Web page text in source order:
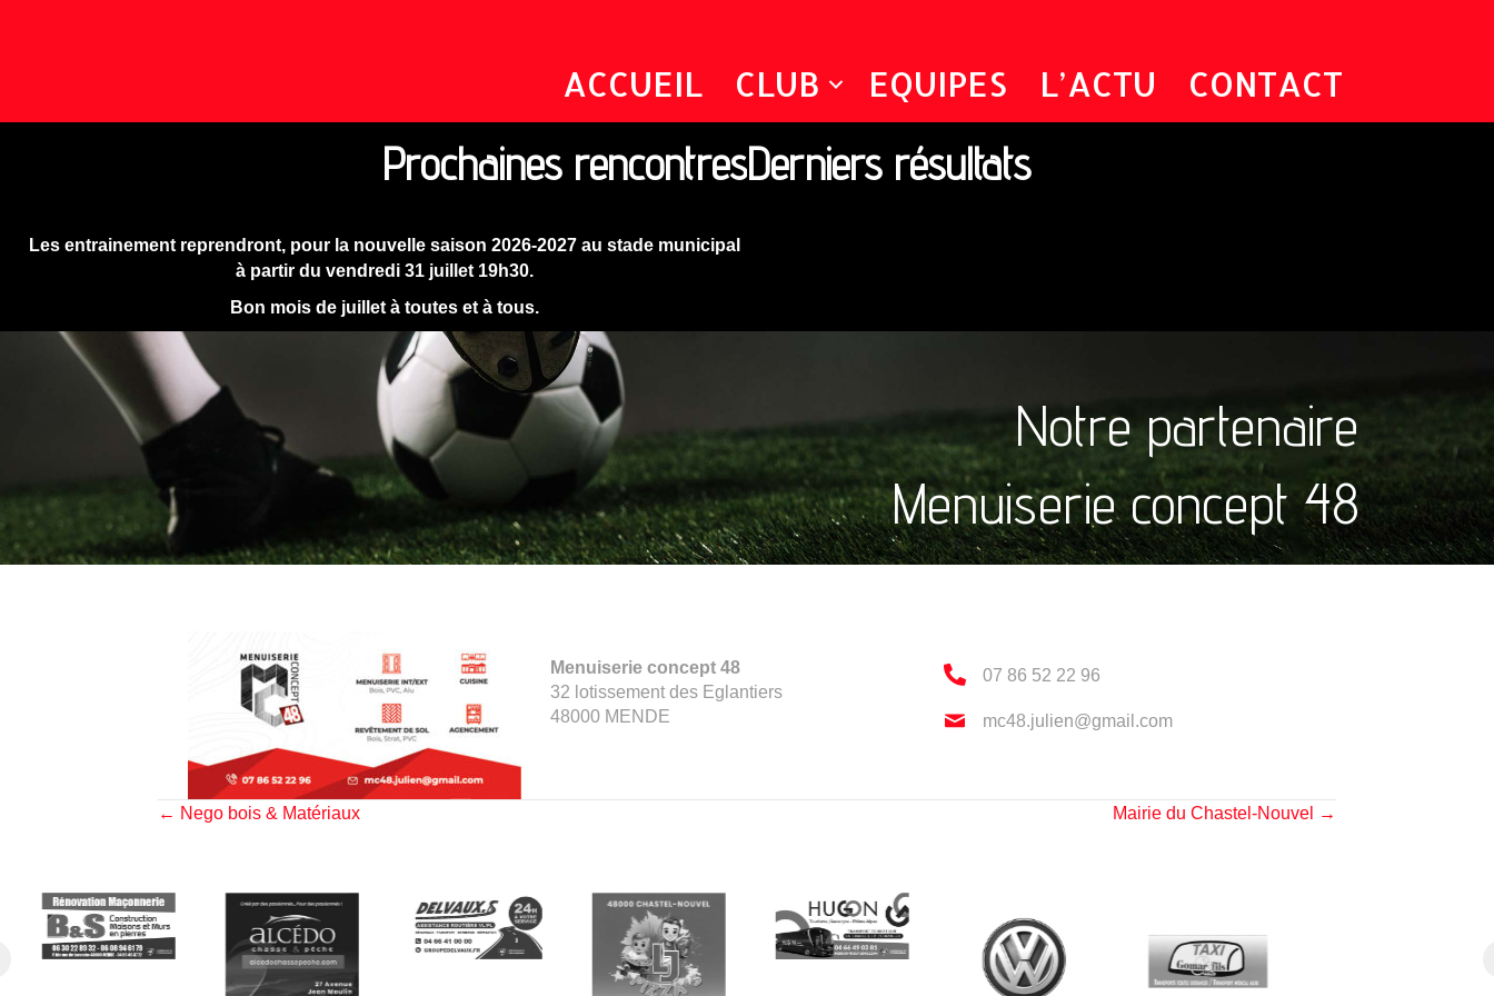
ACCUEIL CLUB EQUIPES L’ACTU CONTACT
Prochaines rencontresDerniers résultats
Les entrainement reprendront, pour la nouvelle saison 2026-2027 au stade municipal
à partir du vendredi 31 juillet 19h30.
Bon mois de juillet à toutes et à tous.
Notre partenaire
Menuiserie concept 48
Menuiserie concept 48
32 lotissement des Eglantiers
48000 MENDE
07 86 52 22 96
mc48.julien@gmail.com
Posts
navigation
← Nego bois & Matériaux Mairie du Chastel-Nouvel →